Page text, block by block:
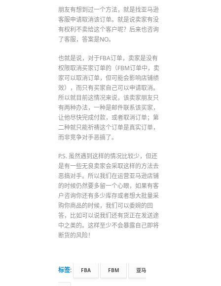
朋友有想到过一个方法，就是找亚马逊
客服申请取消该订单。就是说卖家有没
有权利不卖给这个客户呢？后来也咨询
了客服，答案是NO。
也就是说，对于FBA订单，卖家是没有
权限取消买家订单的（FBM订单中，卖
家可以取消订单，但可能会影响店铺绩
效），而只有买家自己可以申请取消。
所以就目前这情况来说，该卖家朋友只
有两种办法，一种是邮件联系该买家，
让他尽快完成付款，或者取消订单；第
二种就只能祈祷这个订单是真实订单，
而非竞争对手恶搞了。
P.S. 虽然遇到这样的情况比较少，但还
是有一些无良卖家会采取这样的方法去
恶搞对手。所以我们在运营亚马逊店铺
的时候仍然要多留一个心眼，如果有客
户咨询你还有多少库存或者想大批量采
购你商品的时候，我们可以委婉的回
答，比如可以说我们还有货正在发送途
中之类的。这样至少不会暴露自己即将
断货的风险！
标签: FBA FBM 亚马